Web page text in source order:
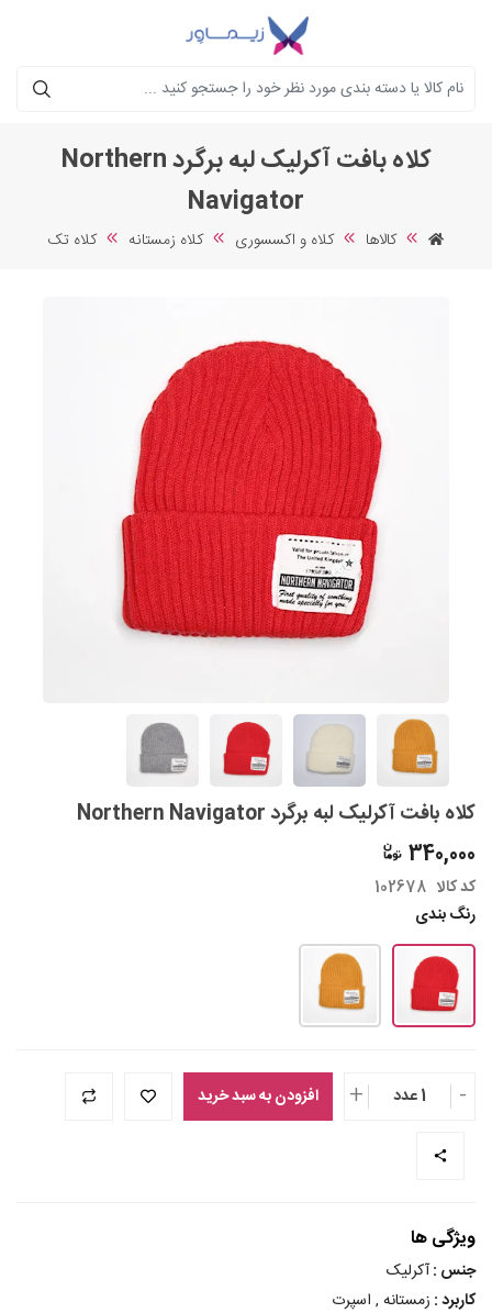
جستجو
کلاه بافت آکرلیک لبه برگرد Northern
Navigator
کالاها کلاه و اکسسوری کلاه زمستانه کلاه تک
کلاه بافت آکرلیک لبه برگرد Northern Navigator
340,000
کد کالا 102678
رنگ بندی
- 1 عدد + افزودن به سبد خرید
ویژگی ها
جنس :آکرلیک
کاربرد : زمستانه , اسپرت